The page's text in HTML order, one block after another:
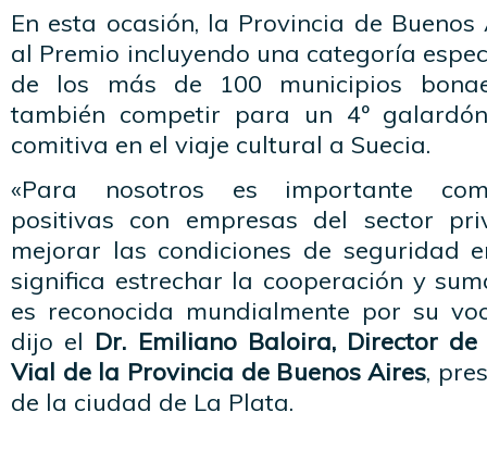
En esta ocasión, la Provincia de
al Premio incluyendo una categoría
de los más de 100 municipios
también competir para un 4º
comitiva en el viaje cultural a Suecia.
«Para nosotros es importante
positivas con empresas del sector
mejorar las condiciones de seguridad
significa estrechar la cooperación y
es reconocida mundialmente por su
dijo el Dr. Emiliano Baloira, Director
Vial de la Provincia de Buenos Aires,
de la ciudad de La Plata.